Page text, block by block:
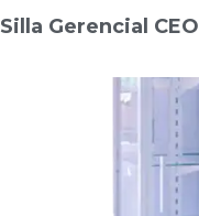
Silla Gerencial